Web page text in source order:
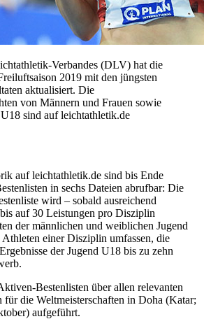
Verbandes (DLV) hat die
2019 mit den jüngsten
aktualisiert. Die
von Männern und Frauen sowie
sind auf leichtathletik.de
auf leichtathletik.de sind bis Ende
in sechs Dateien abrufbar: Die
wird – sobald ausreichend
auf 30 Leistungen pro Disziplin
der männlichen und weiblichen Jugend
einer Disziplin umfassen, die
der Jugend U18 bis zu zehn
Bestenlisten über allen relevanten
die Weltmeisterschaften in Doha (Katar;
aufgeführt.